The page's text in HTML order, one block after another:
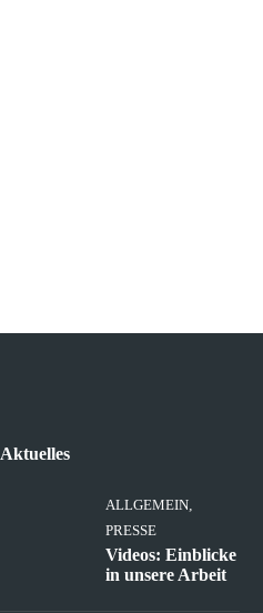
Aktuelles
ALLGEMEIN,
PRESSE
Videos: Einblicke
in unsere Arbeit